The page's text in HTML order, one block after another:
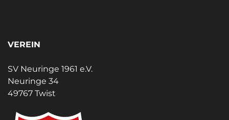
VEREIN
SV Neuringe 1961 e.V.
Neuringe 34
49767 Twist